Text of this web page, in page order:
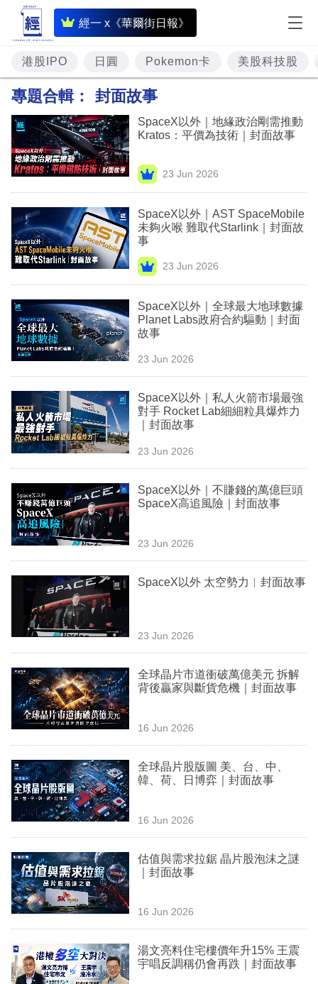
經一 x《華爾街日報》
即
時
財
經
題
投
資
樓
市
理
商
業
科
技
職
場
生
時
事
欄
訂
閱
區
港股IPO 日圓 Pokemon卡 美股科技股
專題合輯： 封面故事
SpaceX以外｜地緣政治剛需推動
Kratos：平價為技術｜封面故事
23 Jun 2026
SpaceX以外｜AST SpaceMobile
未夠火喉 難取代Starlink｜封面故
事
23 Jun 2026
SpaceX以外｜全球最大地球數據
Planet Labs政府合約驅動｜封面
故事
23 Jun 2026
SpaceX以外｜私人火箭市場最強
對手 Rocket Lab細細粒具爆炸力
｜封面故事
23 Jun 2026
SpaceX以外｜不賺錢的萬億巨頭
SpaceX高追風險｜封面故事
23 Jun 2026
SpaceX以外 太空勢力︳封面故事
23 Jun 2026
全球晶片市道衝破萬億美元 拆解
背後贏家與斷貨危機｜封面故事
16 Jun 2026
全球晶片股版圖 美、台、中、
韓、荷、日博弈｜封面故事
16 Jun 2026
估值與需求拉鋸 晶片股泡沫之謎
｜封面故事
16 Jun 2026
湯文亮料住宅樓價年升15% 王震
宇唱反調稱仍會再跌｜封面故事